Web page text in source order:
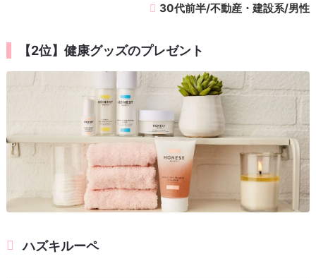
30代前半/不動産・建設系/男性
【2位】健康グッズのプレゼント
ハズキルーペ